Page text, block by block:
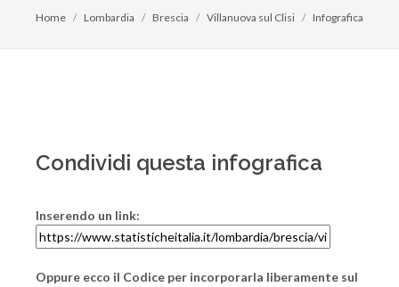
Home Lombardia Brescia Villanuova sul Clisi Infografica
Condividi questa infografica
Inserendo un link:
Oppure ecco il Codice per incorporarla liberamente sul